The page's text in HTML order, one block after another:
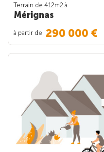
Terrain de 412m2 à
Mérignas
à partir de 290 000 €